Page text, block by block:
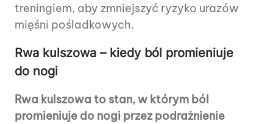
treningiem, aby zmniejszyć ryzyko urazów
mięśni pośladkowych.
Rwa kulszowa – kiedy ból promieniuje
do nogi
Rwa kulszowa to stan, w którym ból
promieniuje do nogi przez podrażnienie